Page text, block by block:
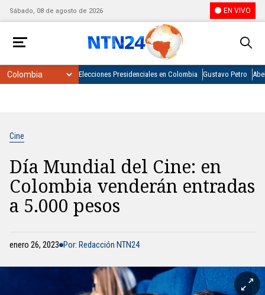
Sábado, 08 de agosto de 2026 EN VIVO
Elecciones Presidenciales en Colombia Gustavo Petro
Cine
Día Mundial del Cine: en
Colombia venderán entradas
a 5.000 pesos
enero 26, 2023 Por: Redacción NTN24